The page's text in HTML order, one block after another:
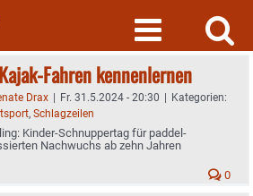
Fahren kennenlernen
Drax | Fr. 31.5.2024 - 20:30 | Kategorien:
, Schlagzeilen
Kinder-Schnuppertag für paddel-
Nachwuchs ab zehn Jahren
0